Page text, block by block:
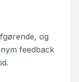
og
feedback